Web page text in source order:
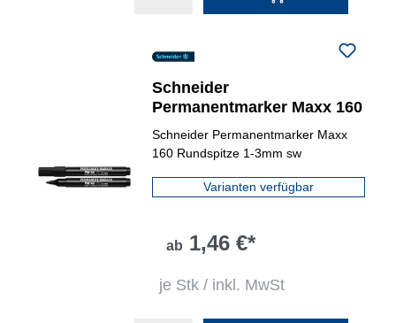
Schneider
Permanentmarker Maxx 160
Schneider Permanentmarker Maxx
160 Rundspitze 1-3mm sw
Varianten verfügbar
ab 1,46 €*
je Stk / inkl. MwSt